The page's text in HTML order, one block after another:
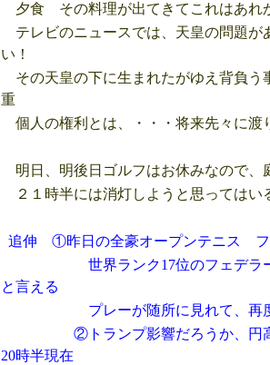
夕食 その料理が出てきてこれはあれ
テレビのニュースでは、天皇の問題が
い！
その天皇の下に生まれたがゆえ背負う
重
個人の権利とは、・・・将来先々に渡
明日、明後日ゴルフはお休みなので、
２１時半には消灯しようと思ってはい
追伸 ①昨日の全豪オープンテニス フ
世界ランク17位のフェデラーだが
と言える
プレーが随所に見れて、再度上
②トランプ影響だろうか、円高傾
20時半現在